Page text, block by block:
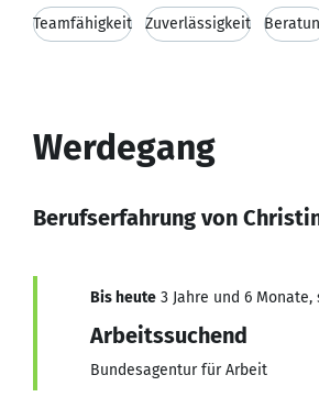
Teamfähigkeit Zuverlässigkeit
Werdegang
Berufserfahrung von
Bis heute 3 Jahre und 6 Monate,
Arbeitssuchend
Bundesagentur für Arbeit